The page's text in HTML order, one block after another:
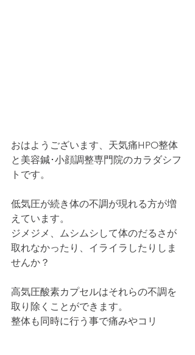
おはようございます、天気痛HPO整体
と美容鍼･小顔調整専門院のカラダシフ
トです。
低気圧が続き体の不調が現れる方が増
えています。
ジメジメ、ムシムシして体のだるさが
取れなかったり、イライラしたりしま
せんか？
高気圧酸素カプセルはそれらの不調を
取り除くことができます。
整体も同時に行う事で痛みやコリ